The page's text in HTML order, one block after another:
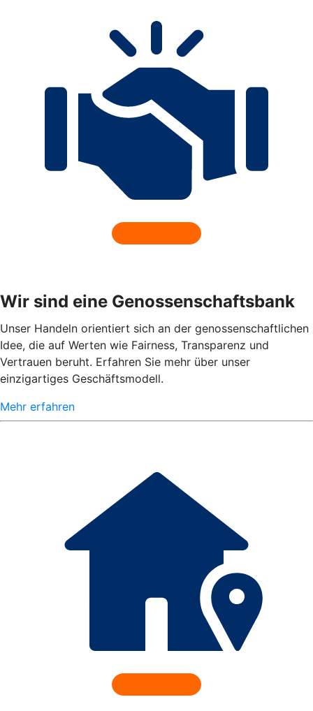
Wir sind eine Genossenschaftsbank
Unser Handeln orientiert sich an der genossenschaftlichen
Idee, die auf Werten wie Fairness, Transparenz und
Vertrauen beruht. Erfahren Sie mehr über unser
einzigartiges Geschäftsmodell.
Mehr erfahren